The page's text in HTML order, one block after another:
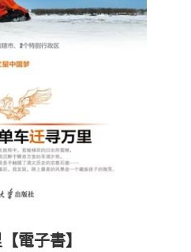
化妝保養 情趣用品
電子書】